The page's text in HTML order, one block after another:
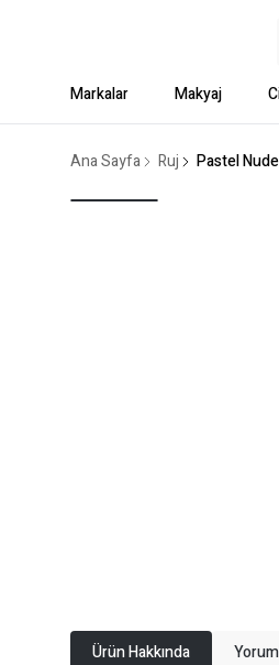
Markalar Makyaj
Ana Sayfa Ruj Pastel
Ürün Hakkında